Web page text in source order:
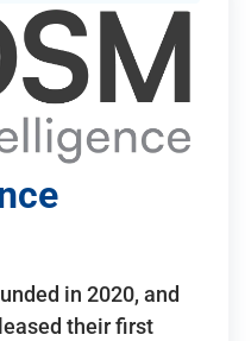
in 2020, and
their first